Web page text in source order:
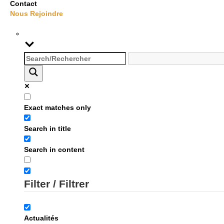
Contact
Nous Rejoindre
Exact matches only
Search in title
Search in content
Filter / Filtrer
Actualités